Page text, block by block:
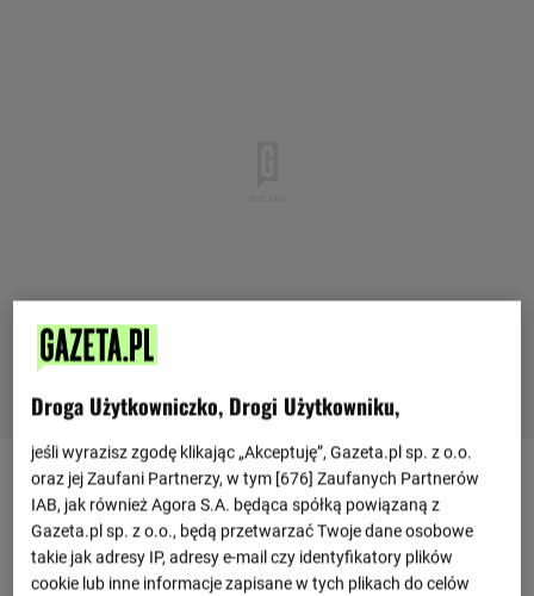
Ostatnie mecze
NK Varaždin 2 : 1
0 : 0
Hajduk Split
Droga Użytkowniczko, Drogi Użytkowniku,
jeśli wyrazisz zgodę klikając „Akceptuję”, Gazeta.pl sp. z o.o.
oraz jej Zaufani Partnerzy, w tym [676] Zaufanych Partnerów
IAB, jak również Agora S.A. będąca spółką powiązaną z
Gazeta.pl sp. z o.o., będą przetwarzać Twoje dane osobowe
takie jak adresy IP, adresy e-mail czy identyfikatory plików
cookie lub inne informacje zapisane w tych plikach do celów